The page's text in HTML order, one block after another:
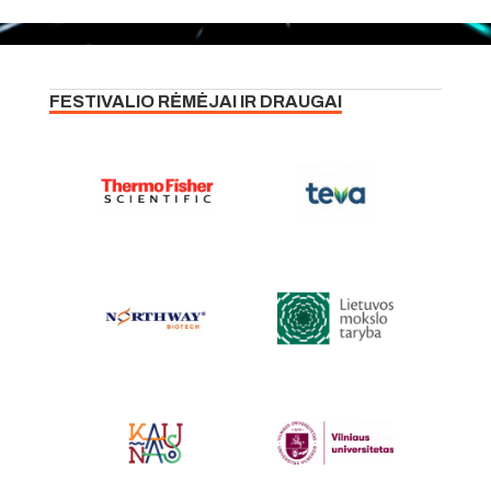
FESTIVALIO RĖMĖJAI IR DRAUGAI